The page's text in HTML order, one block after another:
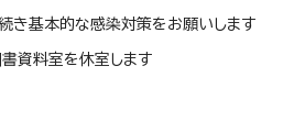
き基本的な感染対策をお願いします
資料室を休室します